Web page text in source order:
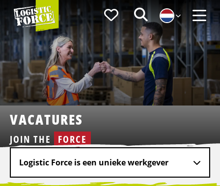
Logistic
Force
FavorietenZoeken
Menu
VACATURES
JOIN THE FORCE
Logistic Force is een unieke werkgever